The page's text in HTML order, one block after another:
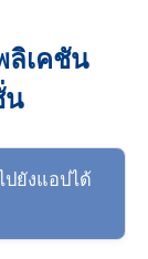
ลิเคชัน
น
ยังแอปได้